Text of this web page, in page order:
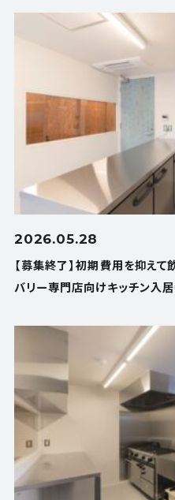
2026.05.28
【募集終了】初期費用を抑えて
バリー専門店向けキッチン入